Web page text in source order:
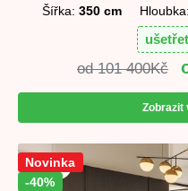
Šířka: 350 cm Hloubka:
101 400Kč
Zobrazit
Sleva!
-40%
Novinka